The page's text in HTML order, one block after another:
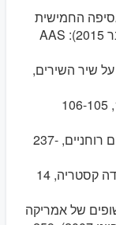
החמישית
של הכנסייה האיטלקית, פירנצה (10 בנומבר 2015): AAS
על שיר השירים,
[115] דרכו של צליין, ניו יורק, 1965, עמ' 17, 106-105
[116] הש' איגנציוס הקדוש מלויולה, תרגילים רוחניים, 237-
[117] המבורך שרל דה פוקו, מכתב לאנרי דה קסטריה, 14
של אמריקה